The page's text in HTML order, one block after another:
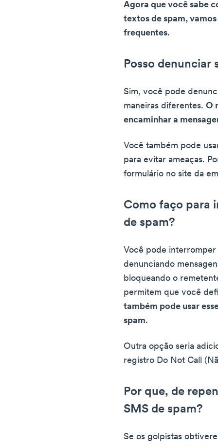
Agora que você sabe
textos de spam,
frequentes.
Posso denunciar
Sim, você pode
maneiras diferentes.O
encaminhar a
Você também pode
para evitar ameaças.
formulário no site da
Como faço para
de spam?
Você pode interromper
denunciando
bloqueando o
permitem que você
também pode usar
spam.
Outra opção seria
registro Do Not Call
Por que, de
SMS de spam?
Se os golpistas